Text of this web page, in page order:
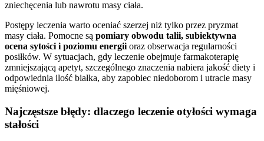
zniechęcenia lub nawrotu masy ciała.
Postępy leczenia warto oceniać szerzej niż tylko przez pryzmat
masy ciała. Pomocne są pomiary obwodu talii, subiektywna
ocena sytości i poziomu energii oraz obserwacja regularności
posiłków. W sytuacjach, gdy leczenie obejmuje farmakoterapię
zmniejszającą apetyt, szczególnego znaczenia nabiera jakość diety i
odpowiednia ilość białka, aby zapobiec niedoborom i utracie masy
mięśniowej.
Najczęstsze błędy: dlaczego leczenie otyłości wymaga
stałości